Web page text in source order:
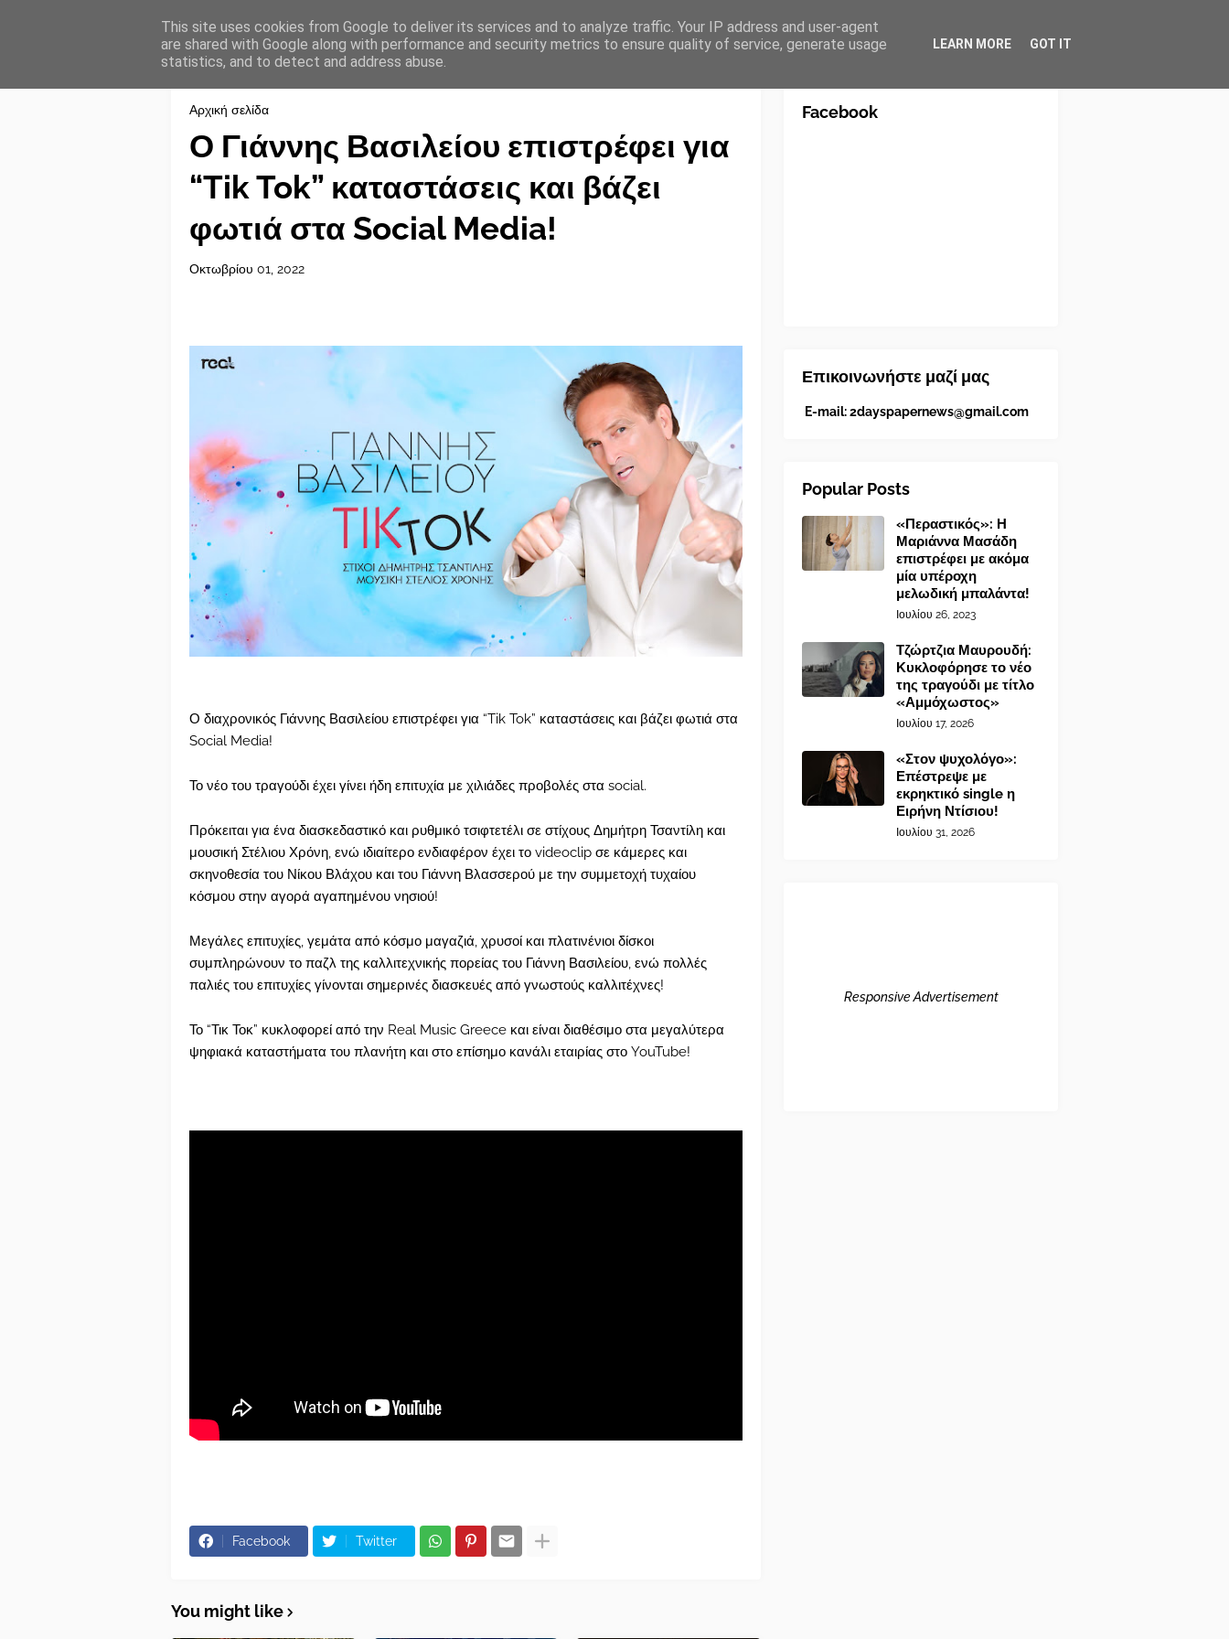
Αρχική σελίδα
Ο Γιάννης Βασιλείου επιστρέφει για
“Tik Tok” καταστάσεις και βάζει
φωτιά στα Social Media!
Οκτωβρίου 01, 2022
Ο διαχρονικός Γιάννης Βασιλείου επιστρέφει για “Tik Tok” καταστάσεις και βάζει φωτιά στα
Social Media!
Το νέο του τραγούδι έχει γίνει ήδη επιτυχία με χιλιάδες προβολές στα social.
Πρόκειται για ένα διασκεδαστικό και ρυθμικό τσιφτετέλι σε στίχους Δημήτρη Τσαντίλη και
μουσική Στέλιου Χρόνη, ενώ ιδιαίτερο ενδιαφέρον έχει το videoclip σε κάμερες και
σκηνοθεσία του Νίκου Βλάχου και του Γιάννη Βλασσερού με την συμμετοχή τυχαίου
κόσμου στην αγορά αγαπημένου νησιού!
Μεγάλες επιτυχίες, γεμάτα από κόσμο μαγαζιά, χρυσοί και πλατινένιοι δίσκοι
συμπληρώνουν το παζλ της καλλιτεχνικής πορείας του Γιάννη Βασιλείου, ενώ πολλές
παλιές του επιτυχίες γίνονται σημερινές διασκευές από γνωστούς καλλιτέχνες!
Το “Τικ Τοκ” κυκλοφορεί από την Real Music Greece και είναι διαθέσιμο στα μεγαλύτερα
ψηφιακά καταστήματα του πλανήτη και στο επίσημο κανάλι εταιρίας στο YouTube!
Facebook Twitter
You might like
Facebook
Επικοινωνήστε μαζί μας
E-mail:2dayspapernews@gmail.com
Popular Posts
«Περαστικός»: Η
Μαριάννα Μασάδη
επιστρέφει με ακόμα
μία υπέροχη
μελωδική μπαλάντα!
Ιουλίου 26, 2023
Τζώρτζια Μαυρουδή:
Κυκλοφόρησε το νέο
της τραγούδι με τίτλο
«Αμμόχωστος»
Ιουλίου 17, 2026
«Στον ψυχολόγο»:
Επέστρεψε με
εκρηκτικό single η
Ειρήνη Ντίσιου!
Ιουλίου 31, 2026
Responsive Advertisement
This site uses cookies from Google to deliver its services and to analyze traffic. Your IP address and user-agent
are shared with Google along with performance and security metrics to ensure quality of service, generate usage
statistics, and to detect and address abuse.
LEARN MORE GOT IT